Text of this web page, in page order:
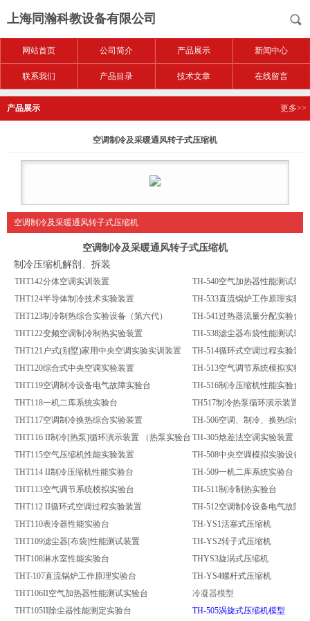
上海同瀚科教设备有限公司
网站首页 公司简介 产品展示 新闻中心
联系我们 产品目录 技术文章 在线留言
产品展示 更多>>
空调制冷及采暖通风转子式压缩机
空调制冷及采暖通风转子式压缩机
空调制冷及采暖通风转子式压缩机
制冷压缩机解剖、拆装
THT142分体空调实训装置
TH-540空气加热器性能测试装置
THT124半导体制冷技术实验装置
TH-533直流锅炉工作原理实验台
THT123制冷制热综合实验设备（第六代）
TH-541过热器流量分配实验台
THT122变频空调制冷制热实验装置
TH-538滤尘器布袋性能测试装置
THT121户式(别墅)家用中央空调实验实训装置
TH-514循环式空调过程实验装置
THT120综合式中央空调实验装置
TH-513空气调节系统模拟实验台
THT119空调制冷设备电气故障实验台
TH-516制冷压缩机性能实验台
THT118一机二库系统实验台
TH517制冷热泵循环演示装置
THT117空调制冷换热综合实验装置
TH-506空调、制冷、换热综合
THT116 II制冷[热泵]循环演示装置 （热泵实验台 TH-305焓差法空调实验装置
THT115空气压缩机性能实验装置
TH-508中央空调模拟实验设备
THT114 II制冷压缩机性能实验台
TH-509一机二库系统实验台
THT113空气调节系统模拟实验台
TH-511制冷制热实验台
THT112 II循环式空调过程实验装置
TH-512空调制冷设备电气故障
THT110表冷器性能实验台
TH-YS1活塞式压缩机
THT109滤尘器[布袋]性能测试装置
TH-YS2转子式压缩机
THT108淋水室性能实验台
THYS3旋涡式压缩机
THT-107直流锅炉工作原理实验台
TH-YS4螺杆式压缩机
THT106II空气加热器性能测试实验台
冷凝器模型
THT105II除尘器性能测定实验台
TH-505涡旋式压缩机模型